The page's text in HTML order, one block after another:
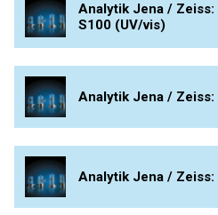
HORIBA (JOBIN YVONE)
GBC
ANALYTIK JENA
HADIČKY
STANDARDY
Příprava vzorků
MS/SPM
Analytik Jena /
S100 (UV/vis)
Analytik Jena /
Analytik Jena /